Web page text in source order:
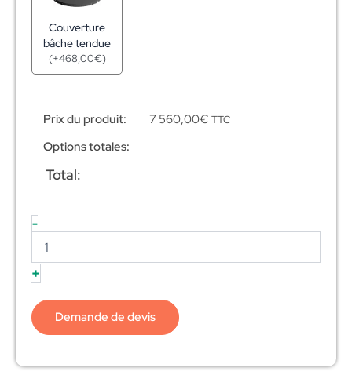
Couverture
bâche tendue
(+468,00€)
Prix du produit: 7 560,00€ TTC
Options totales:
Total:
-
+
Demande de devis